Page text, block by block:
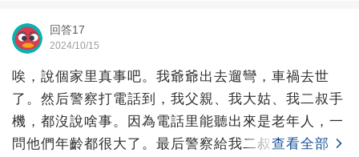
回答17
2024/10/15
唉，說個家里真事吧。我爺爺出去遛彎，車禍去世
了。然后警察打電話到，我父親、我大姑、我二叔手
機，都沒說啥事。因為電話里能聽出來是老年人，一
問他們年齡都很大了。最后警察給我二叔大電話的時
查看全部